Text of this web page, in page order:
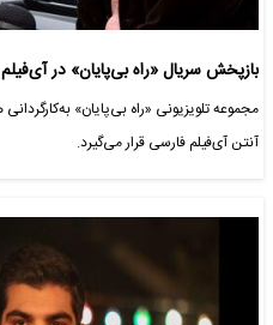
بازپخش سریال «راه بی‌پایان» در آی‌فیلم
آنتن آی‌فیلم فارسی قرار می‌گیرد.